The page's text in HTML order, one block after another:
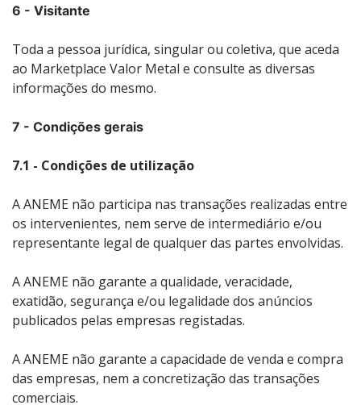
6 - Visitante
Toda a pessoa jurídica, singular ou coletiva, que aceda
ao Marketplace Valor Metal e consulte as diversas
informações do mesmo.
7 - Condições gerais
7.1 - Condições de utilização
A ANEME não participa nas transações realizadas entre
os intervenientes, nem serve de intermediário e/ou
representante legal de qualquer das partes envolvidas.
A ANEME não garante a qualidade, veracidade,
exatidão, segurança e/ou legalidade dos anúncios
publicados pelas empresas registadas.
A ANEME não garante a capacidade de venda e compra
das empresas, nem a concretização das transações
comerciais.